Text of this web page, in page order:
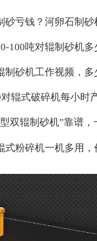
双辊制砂机”靠谱，
式粉碎机一机多用，